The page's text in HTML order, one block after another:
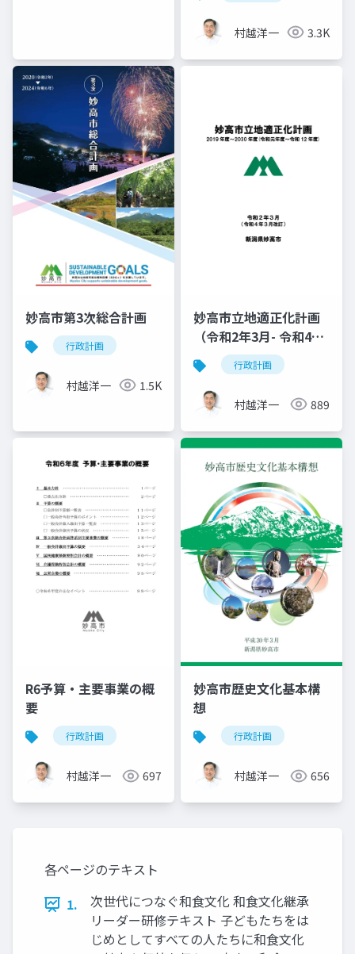
村越洋一 3.3K
妙高市第3次総合計画
行政計画
村越洋一 1.5K
妙高市立地適正化計画
（令和2年3月- 令和4年
3月改訂）行政計画
村越洋一 889
R6予算・主要事業の概
要
行政計画
村越洋一 697
妙高市歴史文化基本構
想
行政計画
村越洋一 656
各ページのテキスト
1.
次世代につなぐ和食文化 和食文化継承
リーダー研修テキスト 子どもたちをは
じめとしてすべての人たちに和食文化